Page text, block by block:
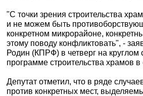
"С точки зрения строительства
и не можем быть
конкретном микрорайоне,
этому поводу конфликтовать", -
Родин (КПРФ) в четверг на
программе строительства храмов в
Депутат отметил, что в ряде
против конкретных мест,